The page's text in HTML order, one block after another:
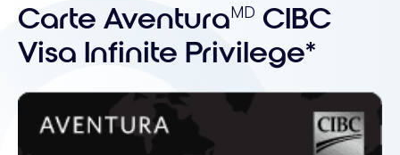
Carte AventuraMD CIBC
Visa Infinite Privilege*